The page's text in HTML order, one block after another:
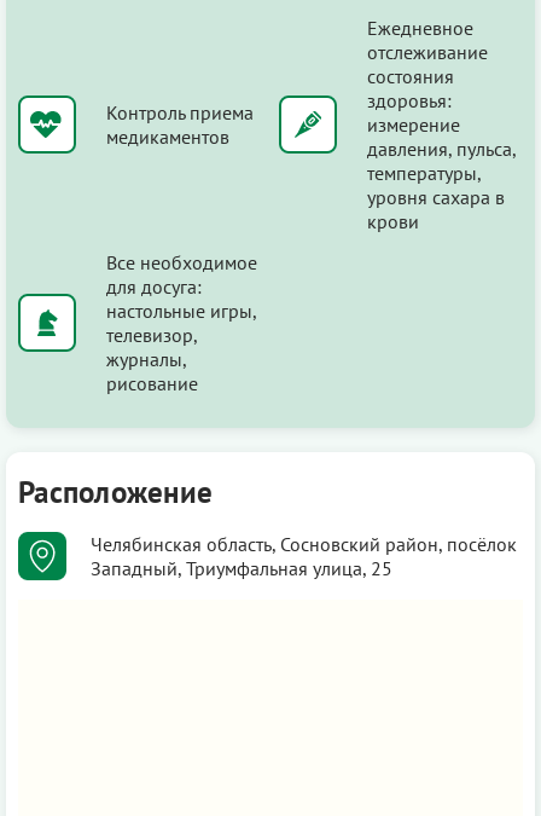
Контроль приема
медикаментов
Ежедневное
отслеживание
состояния
здоровья:
измерение
давления, пульса,
температуры,
уровня сахара в
крови
Все необходимое
для досуга:
настольные игры,
телевизор,
журналы,
рисование
Расположение
Челябинская область, Сосновский район, посёлок
Западный, Триумфальная улица, 25